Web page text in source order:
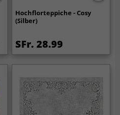
Hochflorteppiche - Cosy
(Silber)
SFr. 28.99